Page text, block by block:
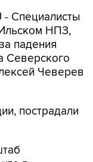
- Специалисты
НПЗ,
падения
Северского
Чеверев
пострадали